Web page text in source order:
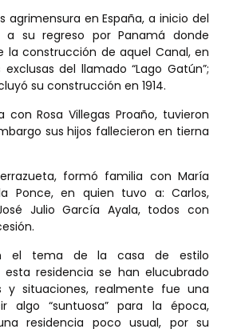
agrimensura en España, a inicio del
a su regreso por Panamá donde
la construcción de aquel Canal, en
del llamado “Lago Gatún”;
su construcción en 1914.
con Rosa Villegas Proaño, tuvieron
sus hijos fallecieron en tierna
formó familia con María
Ponce, en quien tuvo a: Carlos,
Julio García Ayala, todos con
el tema de la casa de estilo
esta residencia se han elucubrado
y situaciones, realmente fue una
algo “suntuosa” para la época,
residencia poco usual, por su